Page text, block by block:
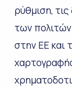
ρύθμιση,
των
στην ΕΕ και